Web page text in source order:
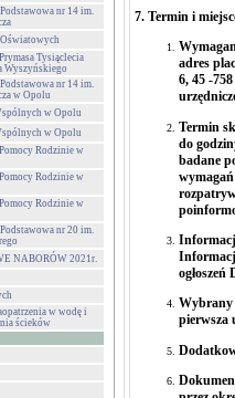
nr 14 im.
Oświatowych
Tysiąclecia
Wyszyńskiego
nr 14 im.
w Opolu
w Opolu
w Opolu
Rodzinie w
Rodzinie w
Rodzinie w
nr 20 im.
NABORÓW 2021r.
w wodę i
ścieków
7. Termin i
adres
6, 45 -
Termin
do
badane
Wybrany
pierwsza